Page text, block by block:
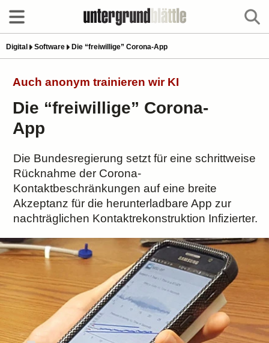
Digital Software Die “freiwillige” Corona-App
Auch anonym trainieren wir KI
Die “freiwillige” Corona-
App
Die Bundesregierung setzt für eine schrittweise
Rücknahme der Corona-
Kontaktbeschränkungen auf eine breite
Akzeptanz für die herunterladbare App zur
nachträglichen Kontaktrekonstruktion Infizierter.